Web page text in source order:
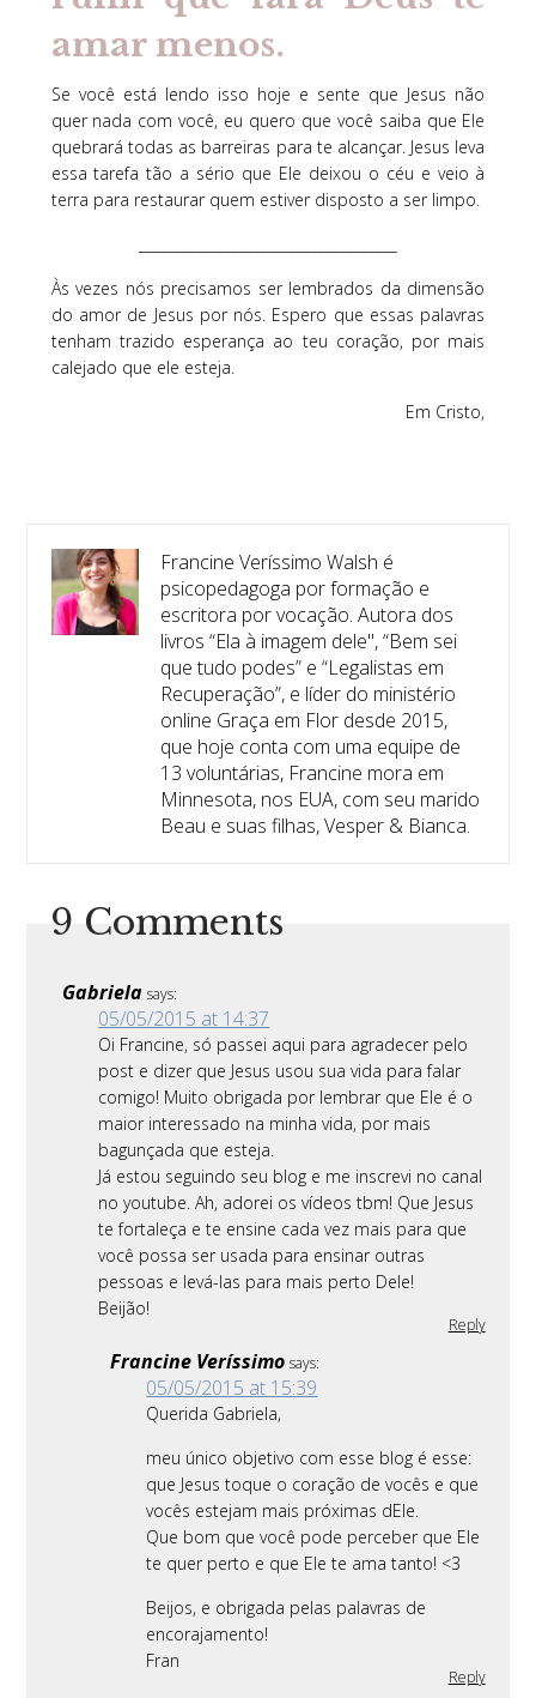
amar menos.
Se você está lendo isso hoje e sente que Jesus não
quer nada com você, eu quero que você saiba que Ele
quebrará todas as barreiras para te alcançar. Jesus leva
essa tarefa tão a sério que Ele deixou o céu e veio à
terra para restaurar quem estiver disposto a ser limpo.
Às vezes nós precisamos ser lembrados da dimensão
do amor de Jesus por nós. Espero que essas palavras
tenham trazido esperança ao teu coração, por mais
calejado que ele esteja.
Em Cristo,
Francine Veríssimo Walsh é
psicopedagoga por formação e
escritora por vocação. Autora dos
livros “Ela à imagem dele", “Bem sei
que tudo podes” e “Legalistas em
Recuperação”, e líder do ministério
online Graça em Flor desde 2015,
que hoje conta com uma equipe de
13 voluntárias, Francine mora em
Minnesota, nos EUA, com seu marido
Beau e suas filhas, Vesper & Bianca.
9 Comments
Gabriela says:
05/05/2015 at 14:37
Oi Francine, só passei aqui para agradecer pelo
post e dizer que Jesus usou sua vida para falar
comigo! Muito obrigada por lembrar que Ele é o
maior interessado na minha vida, por mais
bagunçada que esteja.
Já estou seguindo seu blog e me inscrevi no canal
no youtube. Ah, adorei os vídeos tbm! Que Jesus
te fortaleça e te ensine cada vez mais para que
você possa ser usada para ensinar outras
pessoas e levá-las para mais perto Dele!
Beijão!
Reply
Francine Veríssimo says:
05/05/2015 at 15:39
Querida Gabriela,
meu único objetivo com esse blog é esse:
que Jesus toque o coração de vocês e que
vocês estejam mais próximas dEle.
Que bom que você pode perceber que Ele
te quer perto e que Ele te ama tanto! <3
Beijos, e obrigada pelas palavras de
encorajamento!
Fran
Reply